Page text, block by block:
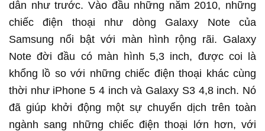
dẫn như trước. Vào đầu những năm 2010, những
chiếc điện thoại như dòng Galaxy Note của
Samsung nổi bật với màn hình rộng rãi. Galaxy
Note đời đầu có màn hình 5,3 inch, được coi là
khổng lồ so với những chiếc điện thoại khác cùng
thời như iPhone 5 4 inch và Galaxy S3 4,8 inch. Nó
đã giúp khởi động một sự chuyển dịch trên toàn
ngành sang những chiếc điện thoại lớn hơn, với